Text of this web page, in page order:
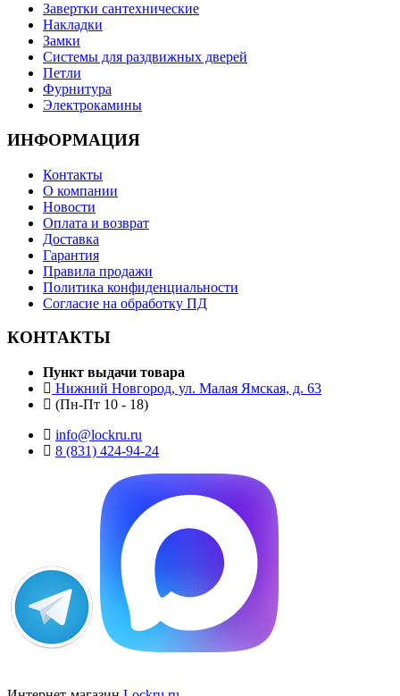
Завертки сантехнические
Накладки
Замки
Системы для раздвижных дверей
Петли
Фурнитура
Электрокамины
ИНФОРМАЦИЯ
Контакты
О компании
Новости
Оплата и возврат
Доставка
Гарантия
Правила продажи
Политика конфиденциальности
Согласие на обработку ПД
КОНТАКТЫ
Пункт выдачи товара
Нижний Новгород, ул. Малая Ямская, д. 63
(Пн-Пт 10 - 18)
info@lockru.ru
8 (831) 424-94-24